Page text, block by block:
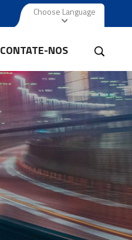
Choose Language
CONTATE-NOS